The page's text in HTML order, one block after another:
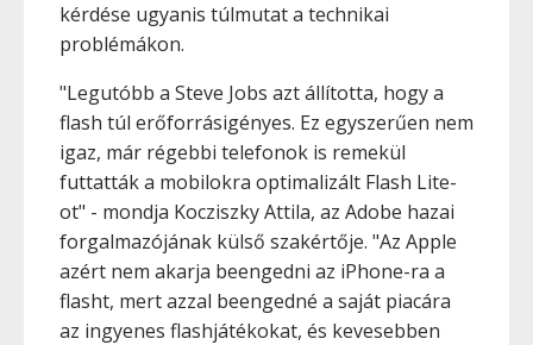
kérdése ugyanis túlmutat a technikai
problémákon.
"Legutóbb a Steve Jobs azt állította, hogy a
flash túl erőforrásigényes. Ez egyszerűen nem
igaz, már régebbi telefonok is remekül
futtatták a mobilokra optimalizált Flash Lite-
ot" - mondja Kocziszky Attila, az Adobe hazai
forgalmazójának külső szakértője. "Az Apple
azért nem akarja beengedni az iPhone-ra a
flasht, mert azzal beengedné a saját piacára
az ingyenes flashjátékokat, és kevesebben